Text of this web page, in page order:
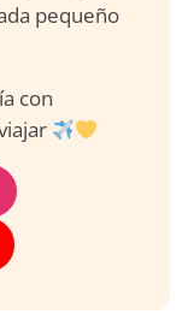
pequeño
con